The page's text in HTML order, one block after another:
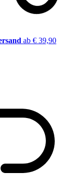
ab € 39,90